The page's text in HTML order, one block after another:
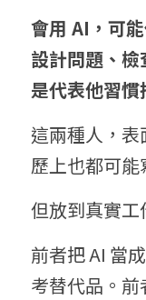
會用 AI ，可能
設計問題、
是代表他習慣
這兩種人，表
歷上也都可能
但放到真實工
前者把 AI 當
考替代品。